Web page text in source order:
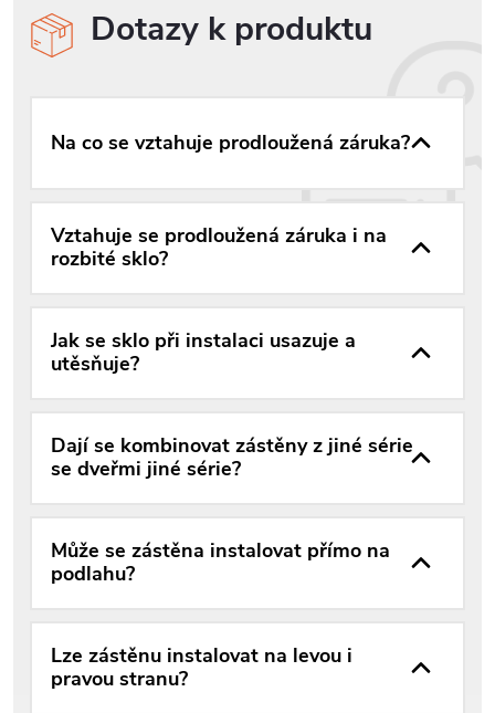
Dotazy k produktu
Na co se vztahuje prodloužená záruka?
Vztahuje se prodloužená záruka i na
rozbité sklo?
Jak se sklo při instalaci usazuje a
utěsňuje?
Dají se kombinovat zástěny z jiné série
se dveřmi jiné série?
Může se zástěna instalovat přímo na
podlahu?
Lze zástěnu instalovat na levou i
pravou stranu?